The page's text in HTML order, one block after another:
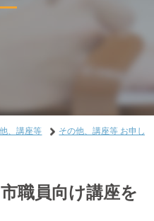
、講座等 その他、講座等 お申し
職員向け講座を